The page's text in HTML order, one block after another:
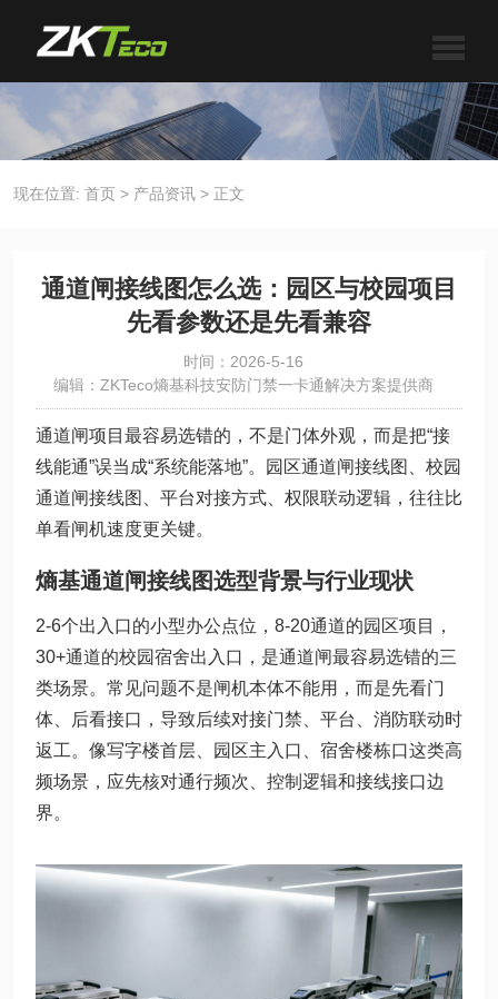
现在位置: 首页 > 产品资讯 > 正文
通道闸接线图怎么选：园区与校园项目
先看参数还是先看兼容
时间：2026-5-16
编辑：ZKTeco熵基科技安防门禁一卡通解决方案提供商
通道闸项目最容易选错的，不是门体外观，而是把“接
线能通”误当成“系统能落地”。园区通道闸接线图、校园
通道闸接线图、平台对接方式、权限联动逻辑，往往比
单看闸机速度更关键。
熵基通道闸接线图选型背景与行业现状
2-6个出入口的小型办公点位，8-20通道的园区项目，
30+通道的校园宿舍出入口，是通道闸最容易选错的三
类场景。常见问题不是闸机本体不能用，而是先看门
体、后看接口，导致后续对接门禁、平台、消防联动时
返工。像写字楼首层、园区主入口、宿舍楼栋口这类高
频场景，应先核对通行频次、控制逻辑和接线接口边
界。